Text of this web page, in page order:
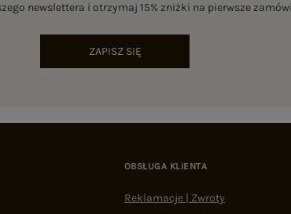
newslettera i otrzymaj 15% zniżki na pierwsze
ZAPISZ SIĘ
OBSŁUGA KLIENTA
Reklamacje | Zwroty